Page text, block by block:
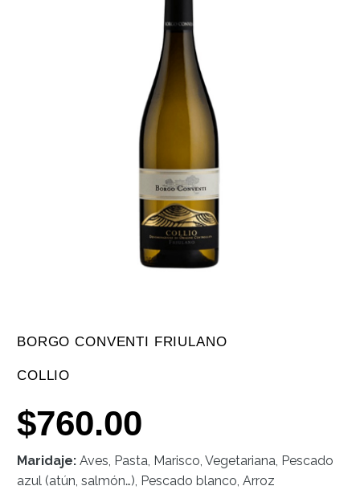
BORGO CONVENTI FRIULANO
COLLIO
$760.00
Maridaje: Aves, Pasta, Marisco, Vegetariana, Pescado
azul (atún, salmón…), Pescado blanco, Arroz